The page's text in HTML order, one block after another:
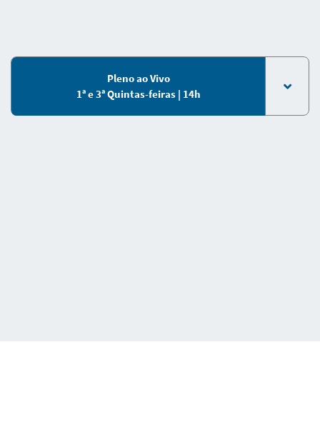
Pleno ao Vivo
1ª e 3ª Quintas-feiras | 14h